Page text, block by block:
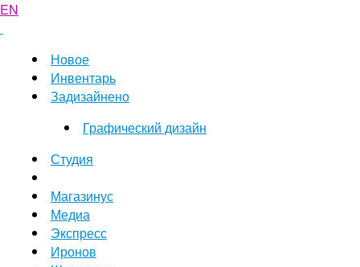
EN
Новое
Инвентарь
Задизайнено
Графический дизайн
Студия
Магазинус
Медиа
Экспресс
Иронов